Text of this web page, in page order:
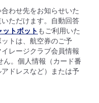
わせ先をお知らせいた
ただけます。自動回答
トボット もご利用いた
トは、航空券のご予
レージクラブ会員情報
ん。個人情報（カード番
ドレスなど）または予